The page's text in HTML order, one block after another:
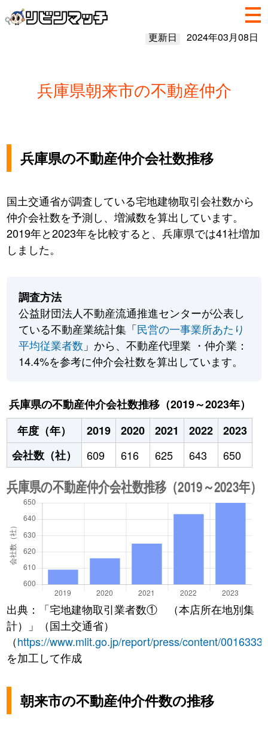
更新日 2024年03月08日
兵庫県朝来市の不動産仲介
兵庫県の不動産仲介会社数推移
国土交通省が調査している宅地建物取引会社数から
仲介会社数を予測し、増減数を算出しています。
2019年と2023年を比較すると、兵庫県では41社増加
しました。
調査方法
公益財団法人不動産流通推進センターが公表し
ている不動産業統計集「民営の一事業所あたり
平均従業者数 」から、不動産代理業 ・仲介業：
14.4%を参考に仲介会社数を算出しています。
兵庫県の不動産仲介会社数推移（2019～2023年）
年度（年）
2019 2020 2021 2022
2023
会社数（社）
609 616 625 643 650
出典：「宅地建物取引業者数① （本店所在地別集
計）」（国土交通省）
（https://www.mlit.go.jp/report/press/content/
を加工して作成
朝来市の不動産仲介件数の推移